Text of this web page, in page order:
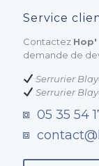
Service
Contactez
demande de
Serrurier
Serrurier
05 35 54